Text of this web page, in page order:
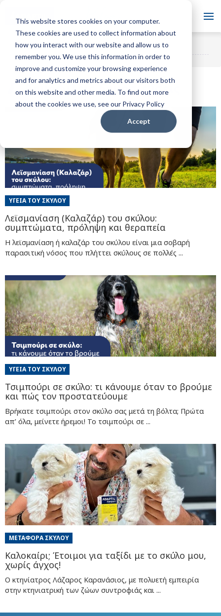
This website stores cookies on your computer.
These cookies are used to collect information about
how you interact with our website and allow us to
remember you. We use this information in order to
improve and customize your browsing experience
and for analytics and metrics about our visitors both
on this website and other media. To find out more
about the cookies we use, see our Privacy Policy
Accept
Blog
ADAPTIL GR Blog
Δημοφιλείς δημοσιεύσεις
ΥΓΕΊΑ ΤΟΥ ΣΚΎΛΟΥ
Λεϊσμανίαση (Καλαζάρ) του σκύλου:
συμπτώματα, πρόληψη και θεραπεία
Η λεϊσμανίαση ή καλαζάρ του σκύλου είναι μια σοβαρή
παρασιτική νόσος που πλήττει σκύλους σε πολλές ...
ΥΓΕΊΑ ΤΟΥ ΣΚΎΛΟΥ
Τσιμπούρι σε σκύλο: τι κάνουμε όταν το βρούμε
και πώς τον προστατεύουμε
Βρήκατε τσιμπούρι στον σκύλο σας μετά τη βόλτα; Πρώτα
απ’ όλα, μείνετε ήρεμοι! Το τσιμπούρι σε ...
ΜΕΤΑΦΟΡΆ ΣΚΎΛΟΥ
Καλοκαίρι; Έτοιμοι για ταξίδι με το σκύλο μου,
χωρίς άγχος!
Ο κτηνίατρος Λάζαρος Καρανάσιος, με πολυετή εμπειρία
στην κτηνιατρική των ζώων συντροφιάς και ...
Θέλετε να έγγραφείτε στο
blog μας; ΕΓΓΡΑΦΕΊΤΕ